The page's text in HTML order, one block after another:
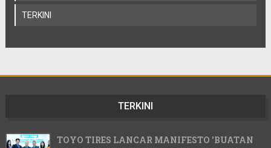
TERKINI
TERKINI
TOYO TIRES LANCAR MANIFESTO 'BUATAN